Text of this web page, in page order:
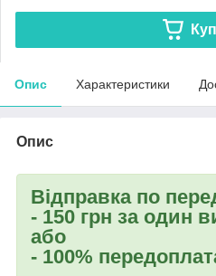
Опис Характеристики
Опис
Відправка по
- 150 грн за один
або
- 100%